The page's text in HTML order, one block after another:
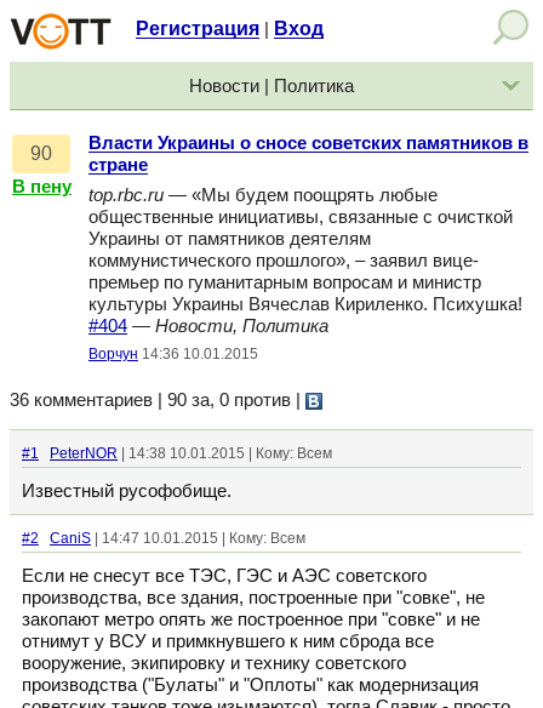
Регистрация Вход
Новости | Политика
90
В пену
Власти Украины о сносе советских памятников в
стране
top.rbc.ru — «Мы будем поощрять любые
общественные инициативы, связанные с очисткой
Украины от памятников деятелям
коммунистического прошлого», – заявил вице-
премьер по гуманитарным вопросам и министр
культуры Украины Вячеслав Кириленко. Психушка!
#404 — Новости, Политика
Ворчун 14:36 10.01.2015
36 комментариев | 90 за, 0 против
#1 PeterNOR | 14:38 10.01.2015 | Кому: Всем
Известный русофобище.
#2 CaniS | 14:47 10.01.2015 | Кому: Всем
Если не снесут все ТЭС, ГЭС и АЭС советского
производства, все здания, построенные при "совке", не
закопают метро опять же построенное при "совке" и не
отнимут у ВСУ и примкнувшего к ним сброда все
вооружение, экипировку и технику советского
производства ("Булаты" и "Оплоты" как модернизация